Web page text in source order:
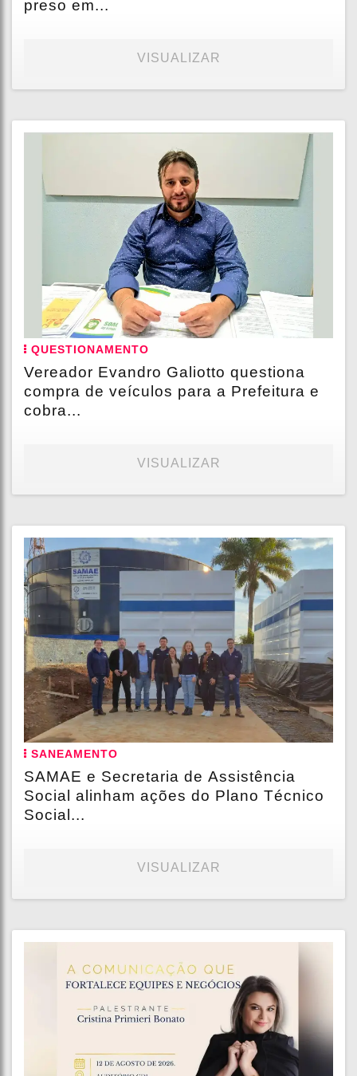
preso em...
VISUALIZAR
QUESTIONAMENTO
Vereador Evandro Galiotto questiona
compra de veículos para a Prefeitura e
cobra...
VISUALIZAR
SANEAMENTO
SAMAE e Secretaria de Assistência
Social alinham ações do Plano Técnico
Social...
VISUALIZAR